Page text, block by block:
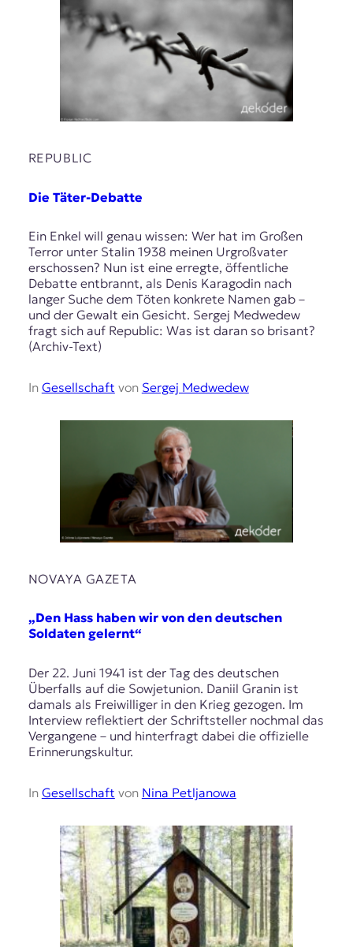
REPUBLIC
Die Täter-Debatte
Ein Enkel will genau wissen: Wer hat im Großen
Terror unter Stalin 1938 meinen Urgroßvater
erschossen? Nun ist eine erregte, öffentliche
Debatte entbrannt, als Denis Karagodin nach
langer Suche dem Töten konkrete Namen gab –
und der Gewalt ein Gesicht. Sergej Medwedew
fragt sich auf Republic: Was ist daran so brisant?
(Archiv-Text)
In Gesellschaft von Sergej Medwedew
NOVAYA GAZETA
„Den Hass haben wir von den deutschen
Soldaten gelernt“
Der 22. Juni 1941 ist der Tag des deutschen
Überfalls auf die Sowjetunion. Daniil Granin ist
damals als Freiwilliger in den Krieg gezogen. Im
Interview reflektiert der Schriftsteller nochmal das
Vergangene – und hinterfragt dabei die offizielle
Erinnerungskultur.
In Gesellschaft von Nina Petljanowa